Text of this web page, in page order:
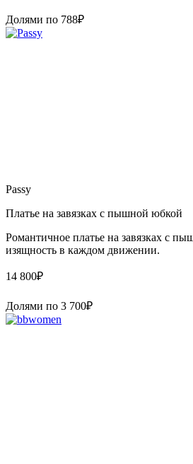
Долями по 788₽
Passy
Платье на завязках с пышной юбкой
Романтичное платье на завязках с
изящность в каждом движении.
14 800₽
Долями по 3 700₽